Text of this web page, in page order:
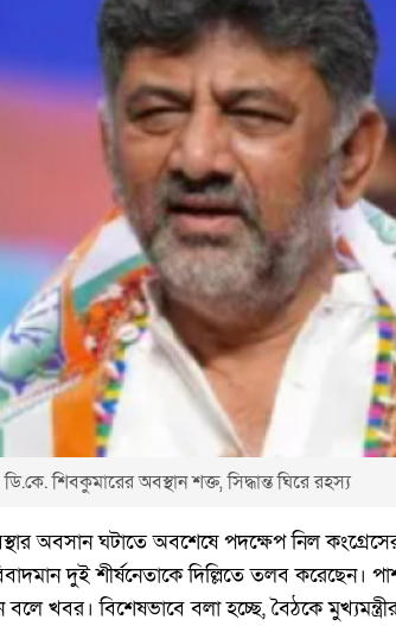
শিবকুমারের অবস্থান শক্ত, সিদ্ধান্ত ঘিরে রহস্য
অবসান ঘটাতে অবশেষে পদক্ষেপ নিল
দুই শীর্ষনেতাকে দিল্লিতে তলব করেছেন।
খবর। বিশেষভাবে বলা হচ্ছে, বৈঠকে মুখ্যমন্ত্রীর